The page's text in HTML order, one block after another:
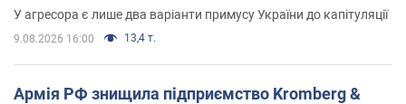
У агресора є лише два варіанти примусу України до капітуляції
9.08.2026 16:00 13,4 т.
Армія РФ знищила підприємство Kromberg &